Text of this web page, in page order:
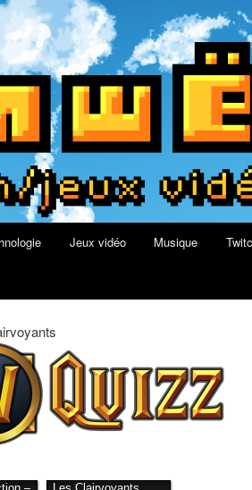
geek, tech et
au Quizz World of Warcraft
Jeux vidéo Musique